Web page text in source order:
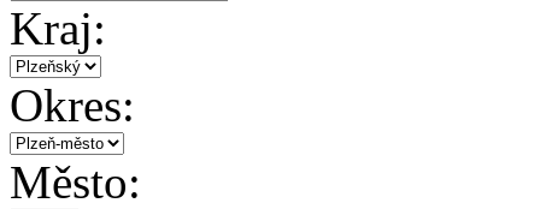
Kraj:
Okres:
Město: